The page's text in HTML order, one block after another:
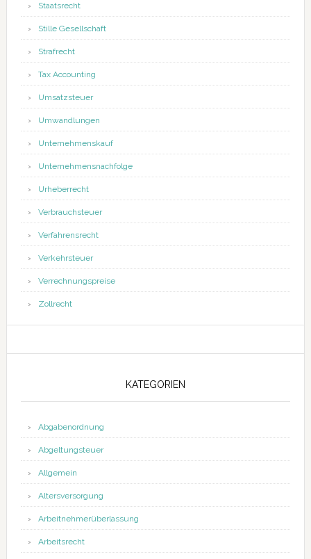
Staatsrecht
Stille Gesellschaft
Strafrecht
Tax Accounting
Umsatzsteuer
Umwandlungen
Unternehmenskauf
Unternehmensnachfolge
Urheberrecht
Verbrauchsteuer
Verfahrensrecht
Verkehrsteuer
Verrechnungspreise
Zollrecht
KATEGORIEN
Abgabenordnung
Abgeltungsteuer
Allgemein
Altersversorgung
Arbeitnehmerüberlassung
Arbeitsrecht